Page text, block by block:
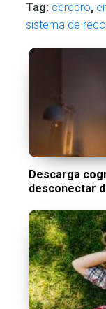
Tag: cerebro,
sistema de
Descarga
desconectar